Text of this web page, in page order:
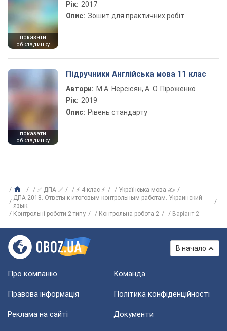
показати
обкладинку
Рік: 2017
Опис: Зошит для практичних робіт
показати
обкладинку
Підручники Англійська мова 11 клас
Автори: М.А. Нерсісян, А. О. Піроженко
Рік: 2019
Опис: Рівень стандарту
✅ ДПА ✅ ⚡ 4 клас ⚡
Українська мова ✍
ДПА-2018. Ответы к итоговым контрольным работам. Украинский
язык
Контрольні роботи 2 типу
Контрольна робота 2 Варіант 2
В начало
Про компанію Команда
Правова інформація Політика конфіденційності
Реклама на сайті Документи